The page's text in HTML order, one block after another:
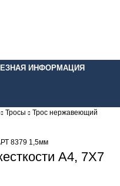
ИНФОРМАЦИЯ
Тросы
Трос нержавеющий
8379 1,5мм
А4, 7Х7